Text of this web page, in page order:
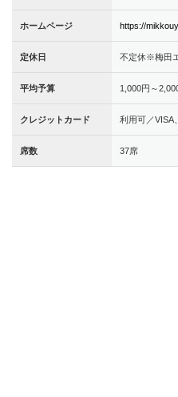
ホームページ https://
定休日 不定休※梅田
平均予算 1,000円～
クレジットカード 利用可／VISA
席数 37席